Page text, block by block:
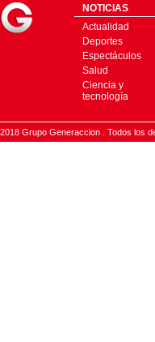
NOTICIAS
Actualidad
Deportes
Espectáculos
Salud
Ciencia y
tecnología
2018 Grupo Generaccion . Todos los